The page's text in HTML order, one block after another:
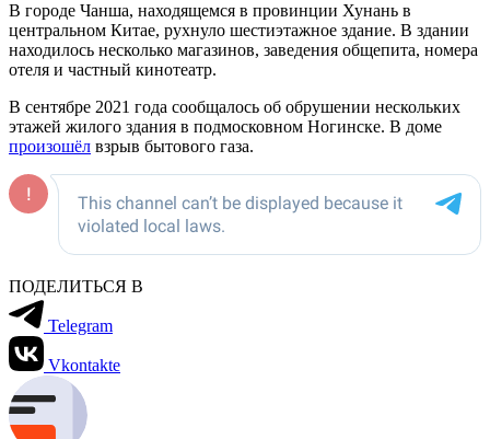
В городе Чанша, находящемся в провинции Хунань в
центральном Китае, рухнуло шестиэтажное здание. В здании
находилось несколько магазинов, заведения общепита, номера
отеля и частный кинотеатр.
В сентябре 2021 года сообщалось об обрушении нескольких
этажей жилого здания в подмосковном Ногинске. В доме
произошёл взрыв бытового газа.
ПОДЕЛИТЬСЯ В
Telegram
Vkontakte